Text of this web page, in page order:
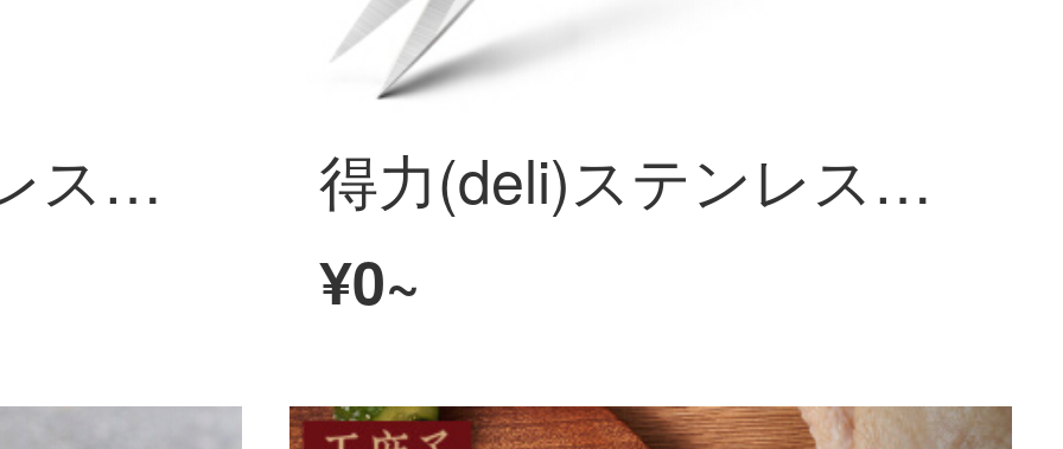
得力(deli)ステンレスハサミ225 mmオフィスキッチン五合一多功能ハサミハサミハサミ家庭用ハサミ包みゴムハンドルDL 358019 得力(deli)ステンレスハサミ170 mmオフィスキッチン開箱多機能ハサミハサミ家庭用ハサミ包みゴムハンドルDL 358007
¥0~